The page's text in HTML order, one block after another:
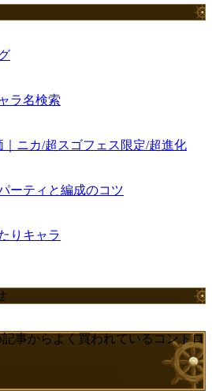
ラ名検索
｜ニカ/超スゴフェス限定/超進化
ーティと編成のコツ
りキャラ
記事からよく買われているコントロ